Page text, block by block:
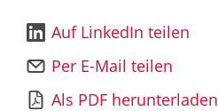
Auf LinkedIn teilen
Per E-Mail teilen
Als PDF herunterladen